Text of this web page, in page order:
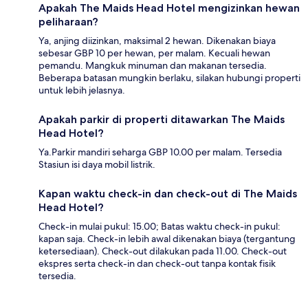
Apakah The Maids Head Hotel mengizinkan hewan
peliharaan?
Ya, anjing diizinkan, maksimal 2 hewan. Dikenakan biaya
sebesar GBP 10 per hewan, per malam. Kecuali hewan
pemandu. Mangkuk minuman dan makanan tersedia.
Beberapa batasan mungkin berlaku, silakan hubungi properti
untuk lebih jelasnya.
Apakah parkir di properti ditawarkan The Maids
Head Hotel?
Ya.Parkir mandiri seharga GBP 10.00 per malam. Tersedia
Stasiun isi daya mobil listrik.
Kapan waktu check-in dan check-out di The Maids
Head Hotel?
Check-in mulai pukul: 15.00; Batas waktu check-in pukul:
kapan saja. Check-in lebih awal dikenakan biaya (tergantung
ketersediaan). Check-out dilakukan pada 11.00. Check-out
ekspres serta check-in dan check-out tanpa kontak fisik
tersedia.